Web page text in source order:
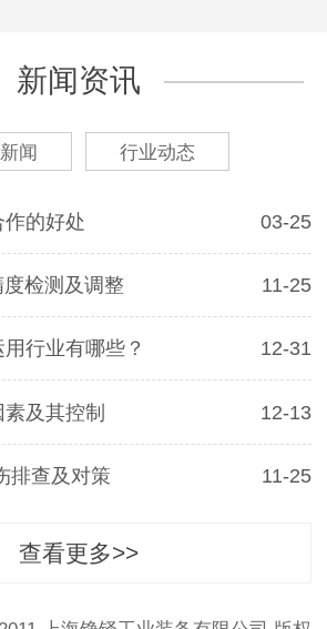
新闻资讯
闻 行业动态
的好处 03-25
检测及调整 11-25
行业有哪些？ 12-31
及其控制 12-13
排查及对策 11-25
查看更多>>